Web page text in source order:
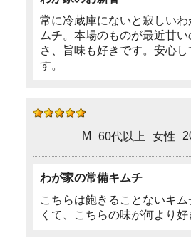
常に冷蔵庫にないと寂しい
ムチ。本場のものが最近甘
さ、旨味も好きです。安心し
す。
M 60代以上 女性
わが家の常備キムチ
こちらは飽きることないキ
くて、こちらの味が何より好